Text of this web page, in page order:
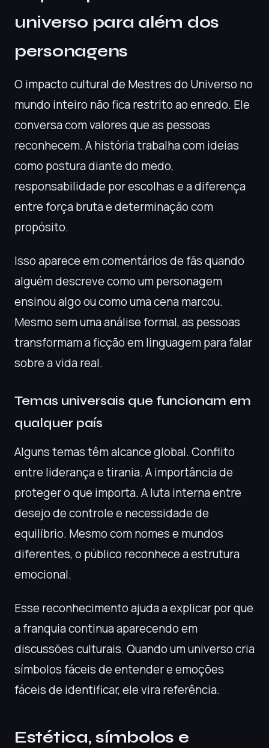
universo para além dos
personagens
O impacto cultural de Mestres do Universo no
mundo inteiro não fica restrito ao enredo. Ele
conversa com valores que as pessoas
reconhecem. A história trabalha com ideias
como postura diante do medo,
responsabilidade por escolhas e a diferença
entre força bruta e determinação com
propósito.
Isso aparece em comentários de fãs quando
alguém descreve como um personagem
ensinou algo ou como uma cena marcou.
Mesmo sem uma análise formal, as pessoas
transformam a ficção em linguagem para falar
sobre a vida real.
Temas universais que funcionam em
qualquer país
Alguns temas têm alcance global. Conflito
entre liderança e tirania. A importância de
proteger o que importa. A luta interna entre
desejo de controle e necessidade de
equilíbrio. Mesmo com nomes e mundos
diferentes, o público reconhece a estrutura
emocional.
Esse reconhecimento ajuda a explicar por que
a franquia continua aparecendo em
discussões culturais. Quando um universo cria
símbolos fáceis de entender e emoções
fáceis de identificar, ele vira referência.
Estética, símbolos e